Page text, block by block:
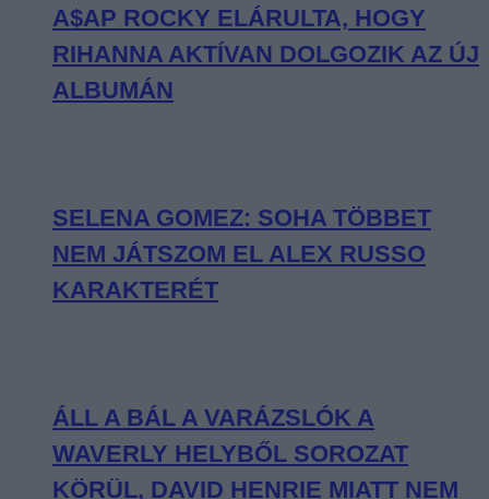
A$AP ROCKY ELÁRULTA, HOGY
RIHANNA AKTÍVAN DOLGOZIK AZ ÚJ
ALBUMÁN
SELENA GOMEZ: SOHA TÖBBET
NEM JÁTSZOM EL ALEX RUSSO
KARAKTERÉT
ÁLL A BÁL A VARÁZSLÓK A
WAVERLY HELYBŐL SOROZAT
KÖRÜL, DAVID HENRIE MIATT NEM